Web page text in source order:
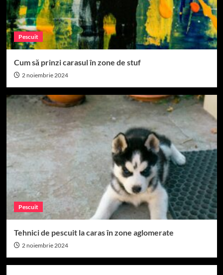
Pescuit
Cum să prinzi carasul în zone de stuf
2 noiembrie 2024
Pescuit
Tehnici de pescuit la caras în zone aglomerate
2 noiembrie 2024